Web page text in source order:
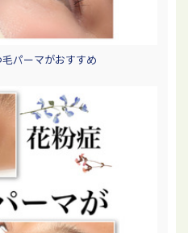
パーマがおすすめ